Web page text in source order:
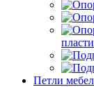
Петли